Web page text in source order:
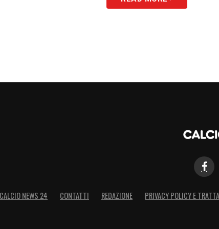
NEWS 24 CONTATTI REDAZIONE PRIVACY POLICY E